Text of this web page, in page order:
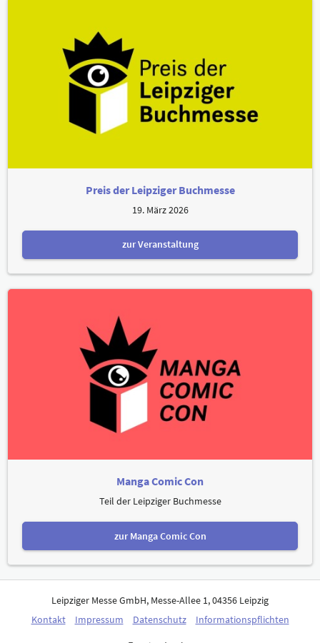
Preis der Leipziger Buchmesse
19. März 2026
zur Veranstaltung
Manga Comic Con
Teil der Leipziger Buchmesse
zur Manga Comic Con
Leipziger Messe GmbH, Messe-Allee 1, 04356 Leipzig
Kontakt
Impressum Datenschutz Informationspflichten